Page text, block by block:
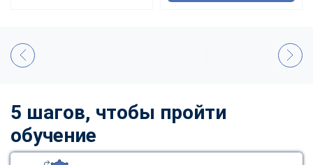
5 шагов, чтобы пройти
обучение